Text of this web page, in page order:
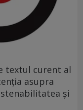
textul curent al
asupra
și